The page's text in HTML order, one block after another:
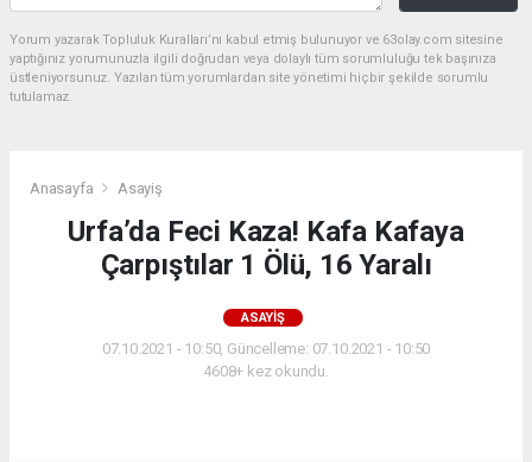
Yorum yazarak Topluluk Kuralları’nı kabul etmiş bulunuyor ve 63olay.com sitesine
yaptığınız yorumunuzla ilgili doğrudan veya dolaylı tüm sorumluluğu tek başınıza
üstleniyorsunuz. Yazılan tüm yorumlardan site yönetimi hiçbir şekilde sorumlu
tutulamaz.
Anasayfa Asayiş
Urfa’da Feci Kaza! Kafa Kafaya
Çarpıştılar 1 Ölü, 16 Yaralı
ASAYIŞ
07.10.2021 - 10:50, Güncelleme: 07.10.2021 - 10:50
4608+ kez okundu.